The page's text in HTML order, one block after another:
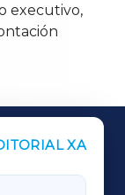
executivo,
XA